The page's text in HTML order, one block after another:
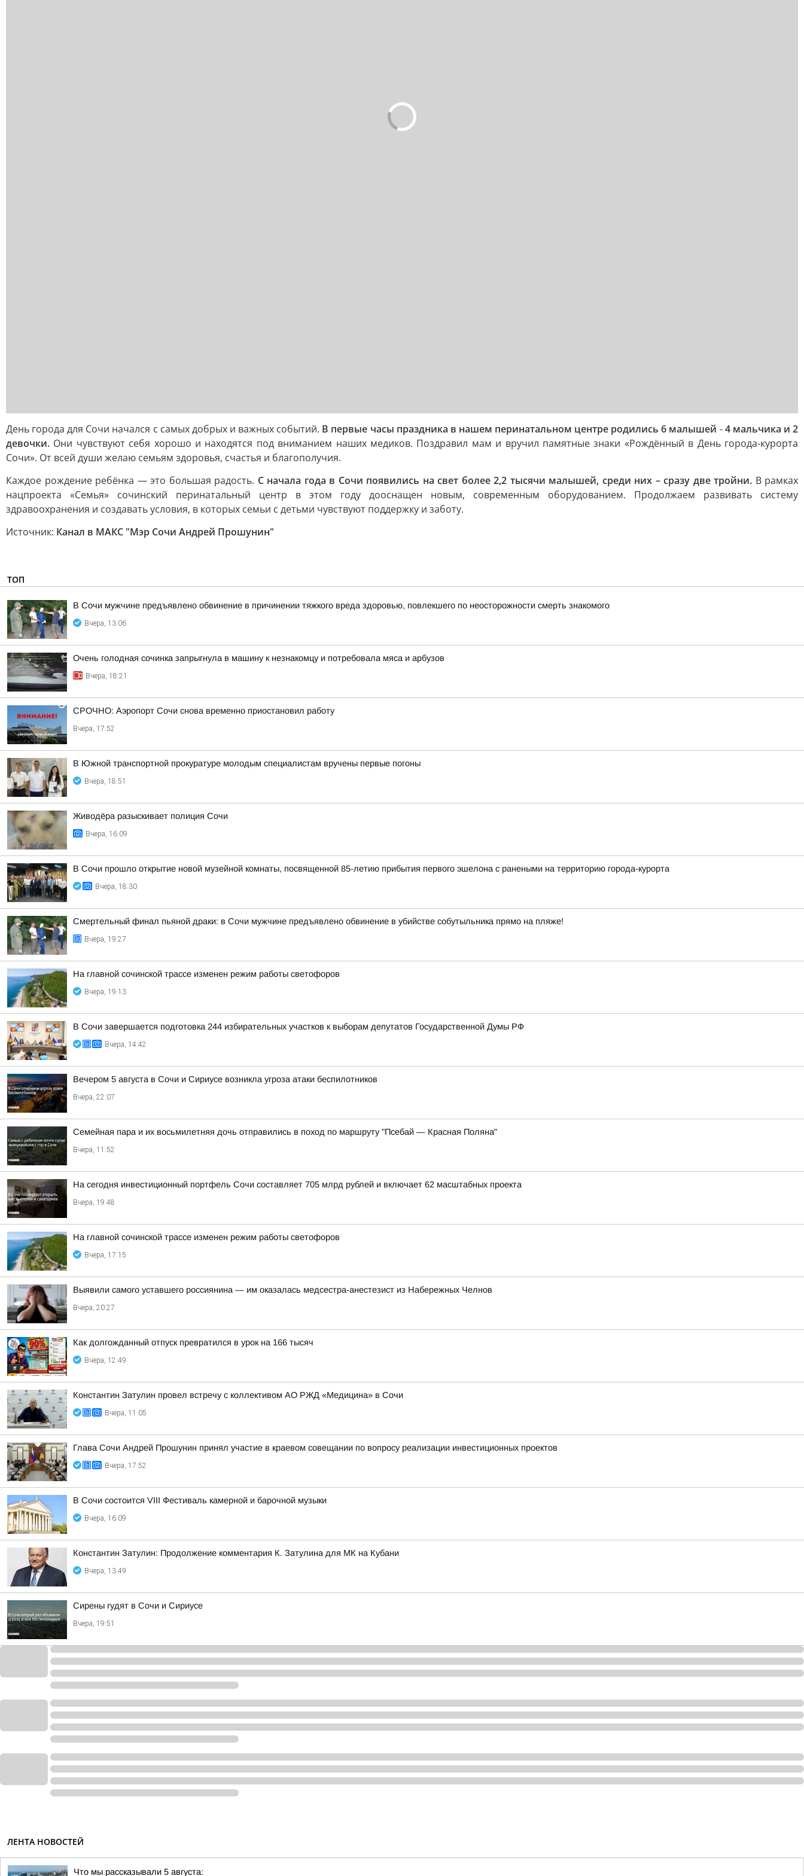
День города для Сочи начался с самых добрых и важных событий. В первые часы праздника в нашем перинатальном центре родились 6 малышей -4 мальчика и 2
девочки. Они чувствуют себя хорошо и находятся под вниманием наших медиков. Поздравил мам и вручил памятные знаки «Рождённый в День города-курорта
Сочи». От всей души желаю семьям здоровья, счастья и благополучия.
Каждое рождение ребёнка — это большая радость. С начала года в Сочи появились на свет более 2,2 тысячи малышей, среди них – сразу две тройни. В рамках
нацпроекта «Семья» сочинский перинатальный центр в этом году дооснащен новым, современным оборудованием. Продолжаем развивать систему
здравоохранения и создавать условия, в которых семьи с детьми чувствуют поддержку и заботу.
Источник: Канал в МАКС "Мэр Сочи Андрей Прошунин"
ТОП
В Сочи мужчине предъявлено обвинение в причинении тяжкого вреда здоровью, повлекшего по неосторожности смерть знакомого
Вчера, 13:06
Очень голодная сочинка запрыгнула в машину к незнакомцу и потребовала мяса и арбузов
Вчера, 18:21
СРОЧНО: Аэропорт Сочи снова временно приостановил работу
Вчера, 17:52
В Южной транспортной прокуратуре молодым специалистам вручены первые погоны
Вчера, 18:51
Живодёра разыскивает полиция Сочи
Вчера, 16:09
В Сочи прошло открытие новой музейной комнаты, посвященной 85-летию прибытия первого эшелона с ранеными на территорию города-курорта
Вчера, 18:30
Смертельный финал пьяной драки: в Сочи мужчине предъявлено обвинение в убийстве собутыльника прямо на пляже!
Вчера, 19:27
На главной сочинской трассе изменен режим работы светофоров
Вчера, 19:13
В Сочи завершается подготовка 244 избирательных участков к выборам депутатов Государственной Думы РФ
Вчера, 14:42
Вечером 5 августа в Сочи и Сириусе возникла угроза атаки беспилотников
Вчера, 22:07
Семейная пара и их восьмилетняя дочь отправились в поход по маршруту "Псебай — Красная Поляна"
Вчера, 11:52
На сегодня инвестиционный портфель Сочи составляет 705 млрд рублей и включает 62 масштабных проекта
Вчера, 19:48
На главной сочинской трассе изменен режим работы светофоров
Вчера, 17:15
Выявили самого уставшего россиянина — им оказалась медсестра-анестезист из Набережных Челнов
Вчера, 20:27
Как долгожданный отпуск превратился в урок на 166 тысяч
Вчера, 12:49
Константин Затулин провел встречу с коллективом АО РЖД «Медицина» в Сочи
Вчера, 11:05
Глава Сочи Андрей Прошунин принял участие в краевом совещании по вопросу реализации инвестиционных проектов
Вчера, 17:52
В Сочи состоится VIII Фестиваль камерной и барочной музыки
Вчера, 16:09
Константин Затулин: Продолжение комментария К. Затулина для МК на Кубани
Вчера, 13:49
Сирены гудят в Сочи и Сириусе
Вчера, 19:51
ЛЕНТА НОВОСТЕЙ
Что мы рассказывали 5 августа: